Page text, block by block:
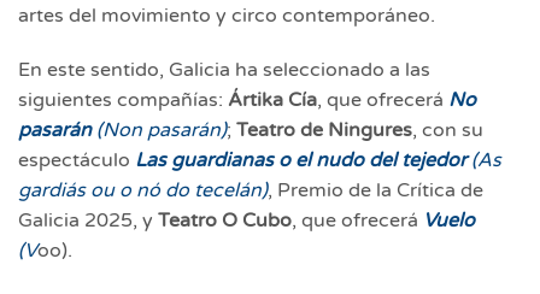
artes del movimiento y circo contemporáneo.
En este sentido, Galicia ha seleccionado a las
siguientes compañías: Ártika Cía, que ofrecerá No
pasarán (Non pasarán); Teatro de Ningures, con su
espectáculo Las guardianas o el nudo del tejedor (As
gardiás ou o nó do tecelán), Premio de la Crítica de
Galicia 2025, y Teatro O Cubo, que ofrecerá Vuelo
(Voo).